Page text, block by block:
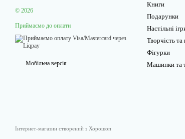
© 2026
Приймаємо до оплати
Мобільна версія
Інтернет-магазин створений з Хорошоп
Книги
Подарунки
Настільні
Творчiсть та
Фігурки
Машинки та